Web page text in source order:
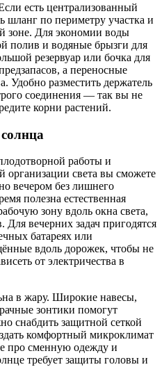
есть централизованный
по периметру участка и
зоне. Для экономии воды
полив и водяные брызги для
резервуар или бочка для
а переносные
Удобно разместить держатель
соединения — так вы не
корни растений.
работы и
организации света вы сможете
вечером без лишнего
полезна естественная
зону вдоль окна света,
Для вечерних задач пригодятся
батареях или
вдоль дорожек, чтобы не
от электричества в
в жару. Широкие навесы,
зонтики помогут
снабдить защитной сеткой
комфортный микроклимат
про сменную одежду и
требует защиты головы и